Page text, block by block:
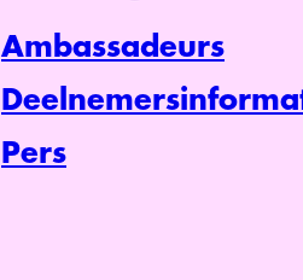
Ambassadeurs
Pers